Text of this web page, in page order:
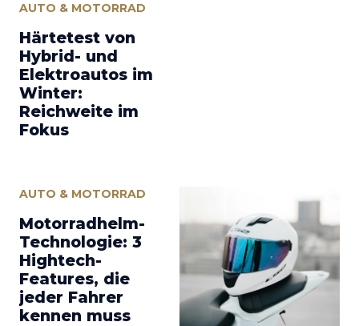
AUTO & MOTORRAD
Härtetest von
Hybrid- und
Elektroautos im
Winter:
Reichweite im
Fokus
AUTO & MOTORRAD
Motorradhelm-
Technologie: 3
Hightech-
Features, die
jeder Fahrer
kennen muss